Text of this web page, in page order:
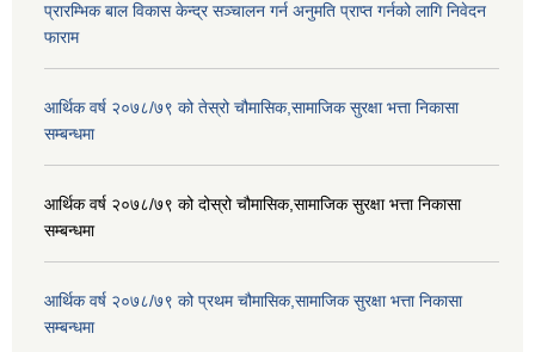
प्रारम्भिक बाल विकास केन्द्र सञ्चालन गर्न अनुमति प्राप्त गर्नको लागि निवेदन
फाराम
आर्थिक वर्ष २०७८/७९ को तेस्रो चौमासिक,सामाजिक सुरक्षा भत्ता निकासा
सम्बन्धमा
आर्थिक वर्ष २०७८/७९ को दोस्रो चौमासिक,सामाजिक सुरक्षा भत्ता निकासा
सम्बन्धमा
आर्थिक वर्ष २०७८/७९ को प्रथम चौमासिक,सामाजिक सुरक्षा भत्ता निकासा
सम्बन्धमा